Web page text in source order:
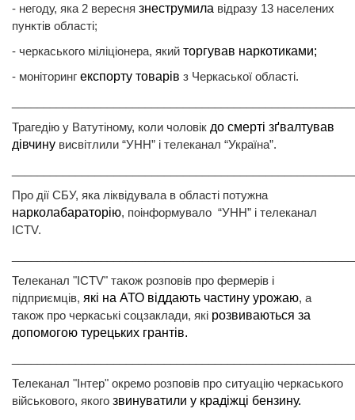
- негоду, яка 2 вересня знеструмила відразу 13 населених
пунктів області;
- черкаського міліціонера, який торгував наркотиками;
- моніторинг експорту товарів з Черкаської області.
Трагедію у Ватутіному, коли чоловік до смерті зґвалтував
дівчину висвітлили “УНН” і телеканал “Україна”.
Про дії СБУ, яка ліквідувала в області потужна
нарколабараторію, поінформувало “УНН” і телеканал
ICTV.
Телеканал "ICTV" також розповів про фермерів і
підприємців, які на АТО віддають частину урожаю, а
також про черкаські соцзаклади, які розвиваються за
допомогою турецьких грантів.
Телеканал "Інтер" окремо розповів про ситуацію черкаського
військового, якого звинуватили у крадіжці бензину.